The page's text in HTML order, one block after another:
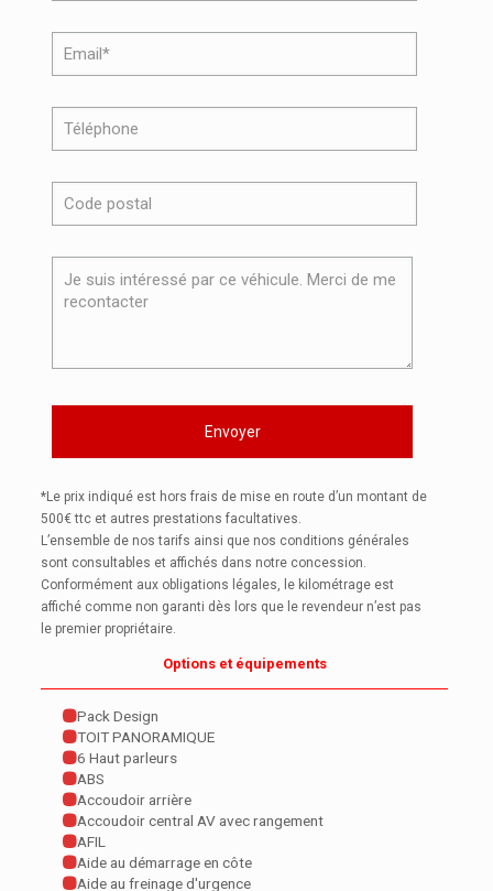
*Le prix indiqué est hors frais de mise en route d’un montant de
500€ ttc et autres prestations facultatives.
L’ensemble de nos tarifs ainsi que nos conditions générales
sont consultables et affichés dans notre concession.
Conformément aux obligations légales, le kilométrage est
affiché comme non garanti dès lors que le revendeur n’est pas
le premier propriétaire.
Options et équipements
Pack Design
TOIT PANORAMIQUE
6 Haut parleurs
ABS
Accoudoir arrière
Accoudoir central AV avec rangement
AFIL
Aide au démarrage en côte
Aide au freinage d'urgence